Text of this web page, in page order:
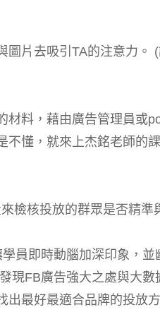
圖片去吸引TA的注意力。
材料，藉由廣告管理員或
懂，就來上杰銘老師的課
檢核投放的群眾是否精
員即時動腦加深印象，
現FB廣告強大之處與大數
最好最適合品牌的投放方